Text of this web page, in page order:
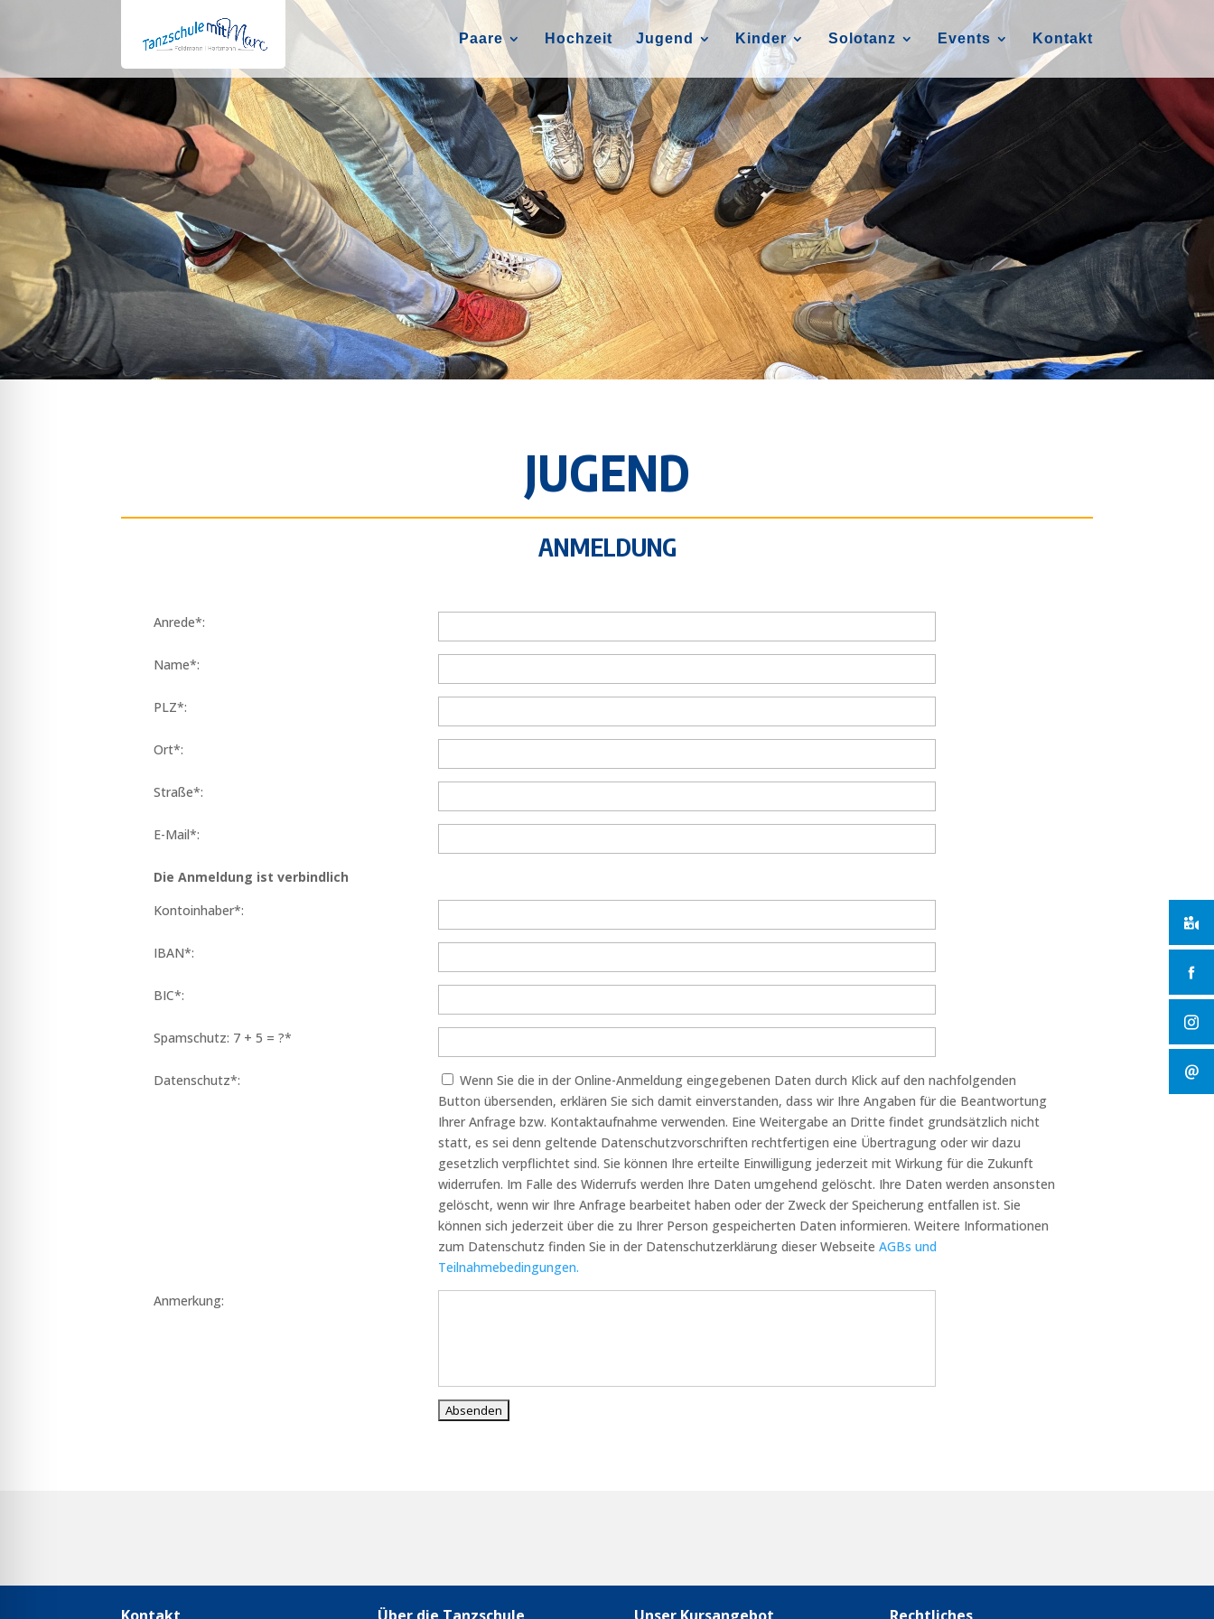
Paare Hochzeit Jugend Kinder Solotanz Events Kontakt
JUGEND
ANMELDUNG
Anrede*:
Name*:
PLZ*:
Ort*:
Straße*:
E-Mail*:
Die Anmeldung ist verbindlich
Kontoinhaber*:
IBAN*:
BIC*:
Spamschutz: 7 + 5 = ?*
Datenschutz*:
Wenn Sie die in der Online-Anmeldung eingegebenen Daten durch Klick auf den nachfolgenden
Button übersenden, erklären Sie sich damit einverstanden, dass wir Ihre Angaben für die Beantwortung
Ihrer Anfrage bzw. Kontaktaufnahme verwenden. Eine Weitergabe an Dritte findet grundsätzlich nicht
statt, es sei denn geltende Datenschutzvorschriften rechtfertigen eine Übertragung oder wir dazu
gesetzlich verpflichtet sind. Sie können Ihre erteilte Einwilligung jederzeit mit Wirkung für die Zukunft
widerrufen. Im Falle des Widerrufs werden Ihre Daten umgehend gelöscht. Ihre Daten werden ansonsten
gelöscht, wenn wir Ihre Anfrage bearbeitet haben oder der Zweck der Speicherung entfallen ist. Sie
können sich jederzeit über die zu Ihrer Person gespeicherten Daten informieren. Weitere Informationen
zum Datenschutz finden Sie in der Datenschutzerklärung dieser WebseiteAGBs und
Teilnahmebedingungen.
Anmerkung:
Kontakt Über die Tanzschule Unser Kursangebot Rechtliches